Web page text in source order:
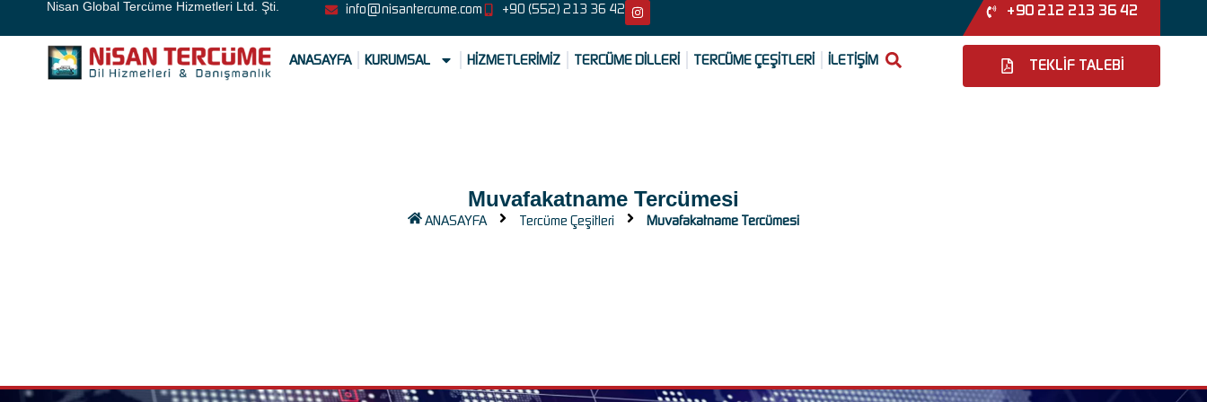
Nisan Global Tercüme Hizmetleri Ltd. Şti. info@nisantercume.com +90 (552) 213 36 42 +90 212 213 36 42
ANASAYFA KURUMSAL HİZMETLERİMİZ TERCÜME DİLLERİ TERCÜME ÇEŞİTLERİ İLETİŞİM TEKLİF TALEBİ
Muvafakatname Tercümesi
ANASAYFA Tercüme Çeşitleri Muvafakatname Tercümesi